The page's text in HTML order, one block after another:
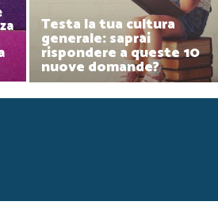
Testa la tua cultura
generale: saprai
rispondere a queste 10
nuove domande?